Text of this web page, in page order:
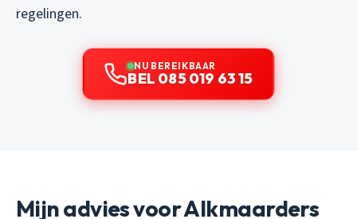
regelingen.
NU BEREIKBAAR
BEL 085 019 63 15
Mijn advies voor Alkmaarders